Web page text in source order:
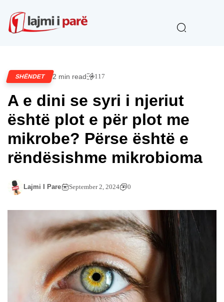
SHËNDET 2 min read 117
A e dini se syri i njeriut
është plot e për plot me
mikrobe? Përse është e
rëndësishme mikrobioma
Lajmi I Pare September 2, 2024 0